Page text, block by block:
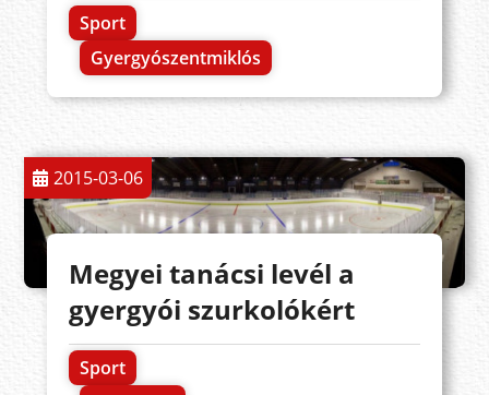
Sport
Gyergyószentmiklós
2015-03-06
Megyei tanácsi levél a
gyergyói szurkolókért
Sport